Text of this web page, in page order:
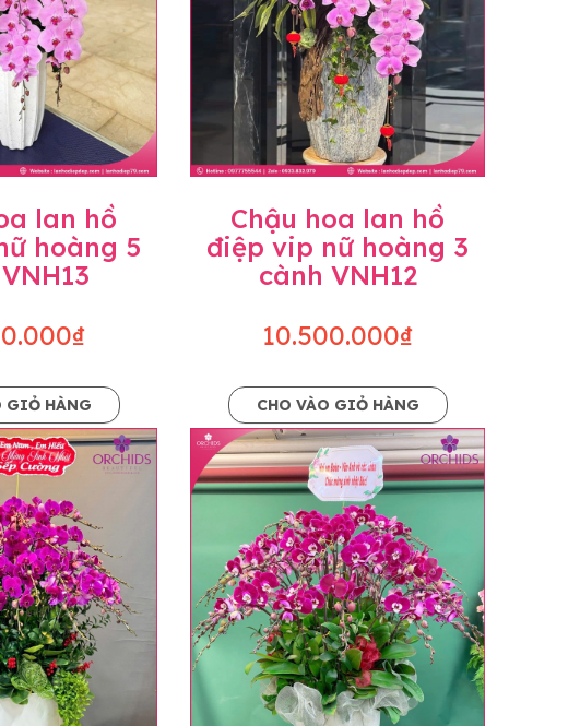
và tạo dáng hoàn toàn thủ công nên có thể sẽ
và điều kiện khách quan, tùy vào thời điểm hoa nở
đã chọn với mức độ giống mẫu khoảng 80-90%,
liên lạc với khách hàng để thông báo và tư vấn
thời gian hoặc không liên lạc được với người
lan hồ
hoàng 5
GIỎ HÀNG
Chậu hoa lan hồ
điệp vip nữ hoàng 3
cành VNH12
10.500.000₫
CHO VÀO GIỎ HÀNG